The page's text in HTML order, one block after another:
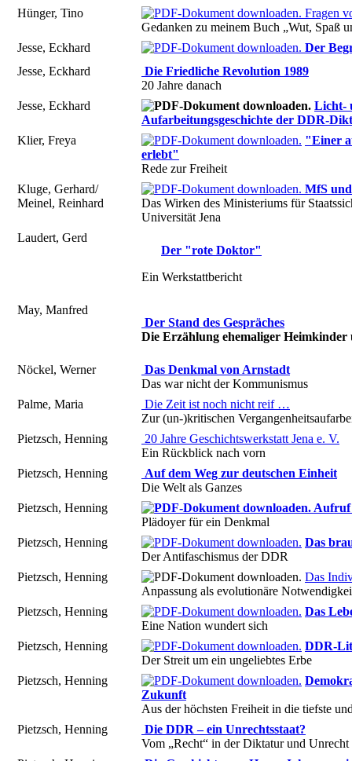
Hünger, Tino
Fragen
Gedanken zu meinem Buch „Wut, Spaß
Jesse, Eckhard
Der
Jesse, Eckhard
Die Friedliche Revolution 1989
20 Jahre danach
Jesse, Eckhard
Licht-
Aufarbeitungsgeschichte der DDR-
Klier, Freya
"Einer
erlebt"
Rede zur Freiheit
Kluge, Gerhard/
Meinel, Reinhard
MfS
Das Wirken des Ministeriums für
Universität Jena
Laudert, Gerd
Der "rote Doktor"
Ein Werkstattbericht
May, Manfred
Der Stand des Gespräches
Die Erzählung ehemaliger
Nöckel, Werner
Das Denkmal von Arnstadt
Das war nicht der Kommunismus
Palme, Maria
Die Zeit ist noch nicht reif …
Zur (un-)kritischen
Pietzsch, Henning
20 Jahre Geschichtswerkstatt Jena e. V.
Ein Rückblick nach vorn
Pietzsch, Henning
Auf dem Weg zur deutschen Einheit
Die Welt als Ganzes
Pietzsch, Henning
Aufruf
Plädoyer für ein Denkmal
Pietzsch, Henning
Das
Der Antifaschismus der DDR
Pietzsch, Henning
Das
Anpassung als evolutionäre
Pietzsch, Henning
Das
Eine Nation wundert sich
Pietzsch, Henning
DDR-
Der Streit um ein ungeliebtes Erbe
Pietzsch, Henning
Zukunft
Aus der höchsten Freiheit in die tiefste
Pietzsch, Henning
Die DDR – ein Unrechtsstaat?
Vom „Recht“ in der Diktatur und Unrecht